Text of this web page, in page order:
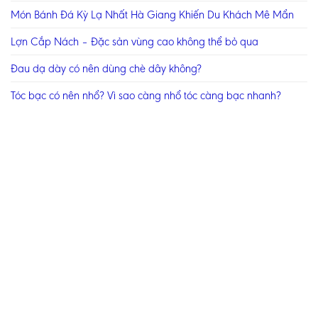
Món Bánh Đá Kỳ Lạ Nhất Hà Giang Khiến Du Khách Mê Mẩn
Lợn Cắp Nách – Đặc sản vùng cao không thể bỏ qua
Đau dạ dày có nên dùng chè dây không?
Tóc bạc có nên nhổ? Vì sao càng nhổ tóc càng bạc nhanh?